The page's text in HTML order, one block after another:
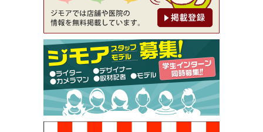
【ジモア限定②】初回割引 特価 鼻毛脱毛 半額 2,2
00円⇒1,100円（メンズ専門ワックス脱毛サロン Mi
ckle（ミックル））
[有効期限]2026年9月30日
【ジモア限定特典①】まつ毛カール 3,850円→ 2,7
50円（Premiere（プルミエール））
[有効期限]2026年9月30日
焼き餃子 一皿サービス（餃子酒場たっちゃん 西
早稲田店）
[有効期限]2026年9月30日